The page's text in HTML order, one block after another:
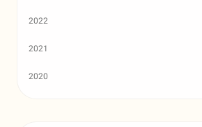
2022
2021
2020